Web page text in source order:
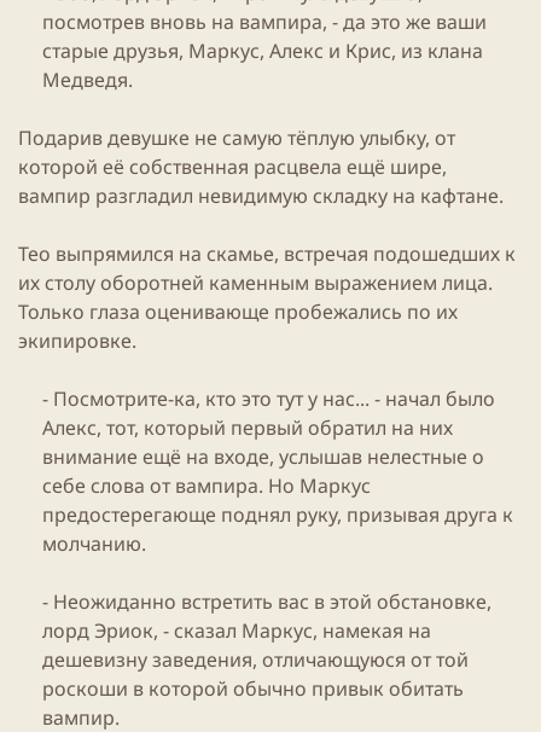
посмотрев вновь на вампира, - да это же ваши
старые друзья, Маркус, Алекс и Крис, из клана
Медведя.​
Подарив девушке не самую тёплую улыбку, от
которой её собственная расцвела ещё шире,
вампир разгладил невидимую складку на кафтане.
Тео выпрямился на скамье, встречая подошедших к
их столу оборотней каменным выражением лица.
Только глаза оценивающе пробежались по их
экипировке.
- Посмотрите-ка, кто это тут у нас... - начал было
Алекс, тот, который первый обратил на них
внимание ещё на входе, услышав нелестные о
себе слова от вампира. Но Маркус
предостерегающе поднял руку, призывая друга к
молчанию.​
- Неожиданно встретить вас в этой обстановке,
лорд Эриок, - сказал Маркус, намекая на
дешевизну заведения, отличающуюся от той
роскоши в которой обычно привык обитать
вампир.​